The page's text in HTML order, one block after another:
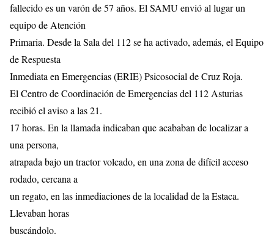
fallecido es un varón de 57 años. El SAMU envió al lugar un
equipo de Atención
Primaria. Desde la Sala del 112 se ha activado, además, el Equipo
de Respuesta
Inmediata en Emergencias (ERIE) Psicosocial de Cruz Roja.
El Centro de Coordinación de Emergencias del 112 Asturias
recibió el aviso a las 21.
17 horas. En la llamada indicaban que acababan de localizar a
una persona,
atrapada bajo un tractor volcado, en una zona de difícil acceso
rodado, cercana a
un regato, en las inmediaciones de la localidad de la Estaca.
Llevaban horas
buscándolo.